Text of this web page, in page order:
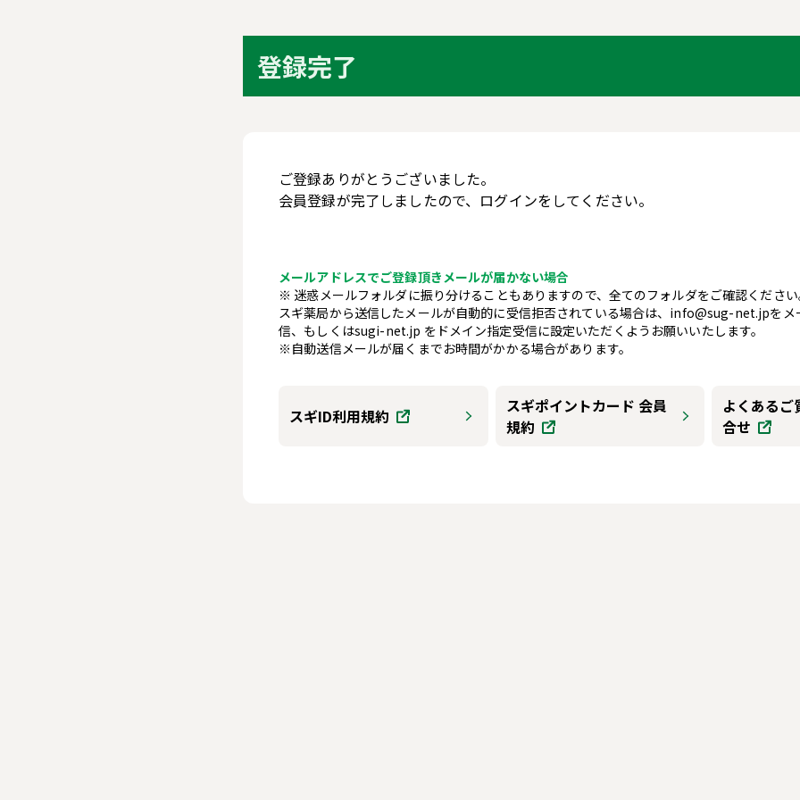
登録完了
ご登録ありがとうございました。
会員登録が完了しましたので、ログインをしてください。
メールアドレスでご登録頂きメールが届かない場合
※ 迷惑メールフォルダに振り分けることもありますので、全てのフォルダをご確認ください
スギ薬局から送信したメールが自動的に受信拒否されている場合は、info@sug-net.jpをメ
信、もしくはsugi-net.jp をドメイン指定受信に設定いただくようお願いいたします。
※自動送信メールが届くまでお時間がかかる場合があります。
スギID利用規約
スギポイントカード 会員
規約
よくあるご
合せ